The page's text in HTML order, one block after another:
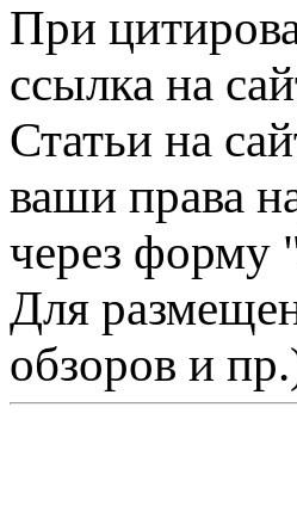
При
ссылка на
Статьи на
ваши права
через форму
Для
обзоров и